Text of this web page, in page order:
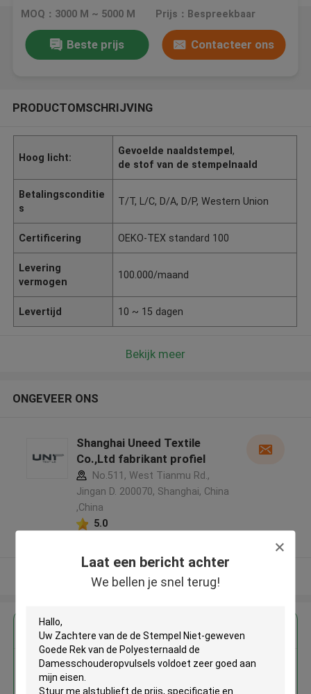
Laat een bericht achter
We bellen je snel terug!
Damesschouderopvulsels
MOQ：3000 M ~ 5000 M Prijs：Bespreekbaar
Beste prijs Contacteer ons
PRODUCTOMSCHRIJVING
Hoog licht:
Gevoelde naaldstempel,
de stof van de stempelnaald
Betalingsconditie
s
T/T, L/C, D/A, D/P, Western Union
Certificering OEKO-TEX standard 100
Levering
vermogen
100.000/maand
Levertijd 10 ~ 15 dagen
Bekijk meer
ONGEVEER ONS
Shanghai Uneed Textile
Co.,Ltd fabrikant profiel
No.511, West Tianmu Rd.,
Jingan D. 200070, Shanghai, China
,China
5.0
Bekijk meer
Krijg de beste prijs voor
Zachtere van de de Stempel
Niet-geweven Goede Rek van de